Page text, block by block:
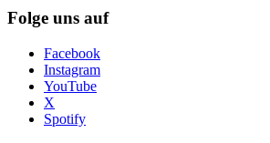
Folge uns auf
Facebook
Instagram
YouTube
X
Spotify